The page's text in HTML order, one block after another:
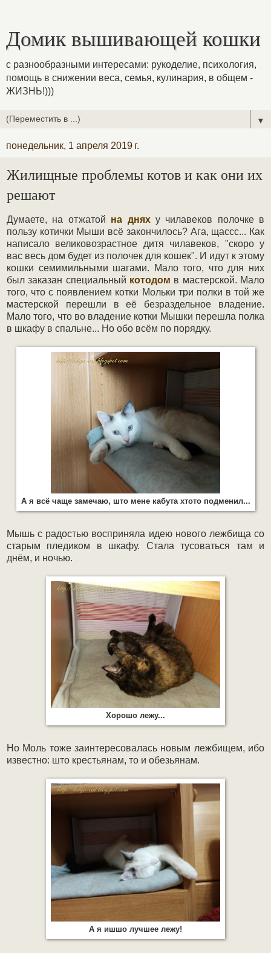
Домик вышивающей кошки
с разнообразными интересами: рукоделие, психология,
помощь в снижении веса, семья, кулинария, в общем -
ЖИЗНЬ!)))
▼
понедельник, 1 апреля 2019 г.
Жилищные проблемы котов и как они их
решают
Думаете, на отжатой на дняху чилавеков полочке в
пользу котички Мыши всё закончилось? Ага, щассс... Как
написало великовозрастное дитя чилавеков, "скоро у
вас весь дом будет из полочек для кошек". И идут к этому
кошки семимильными шагами. Мало того, что для них
был заказан специальный котодом в мастерской. Мало
того, что с появлением котки Мольки три полки в той же
мастерской перешли в её безраздельное владение.
Мало того, что во владение котки Мышки перешла полка
в шкафу в спальне... Но обо всём по порядку.
А я всё чаще замечаю, што мене кабута хтото подменил...
Мышь с радостью восприняла идею нового лежбища со
старым пледиком в шкафу. Стала тусоваться там и
днём, и ночью.
Хорошо лежу...
Но Моль тоже заинтересовалась новым лежбищем, ибо
известно: што крестьянам, то и обезьянам.
А я ишшо лучшее лежу!